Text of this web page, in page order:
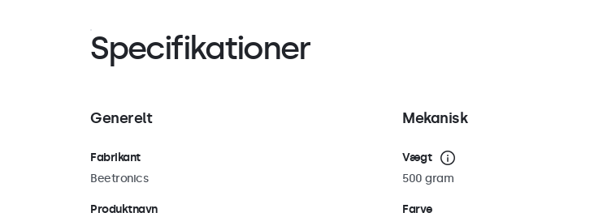
Specifikationer
Generelt
Fabrikant
Beetronics
Produktnavn
Mekanisk
Vægt
500 gram
Farve